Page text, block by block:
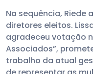
Na sequência, Riede
diretores eleitos.
agradeceu votação
Associados”,
trabalho da atual